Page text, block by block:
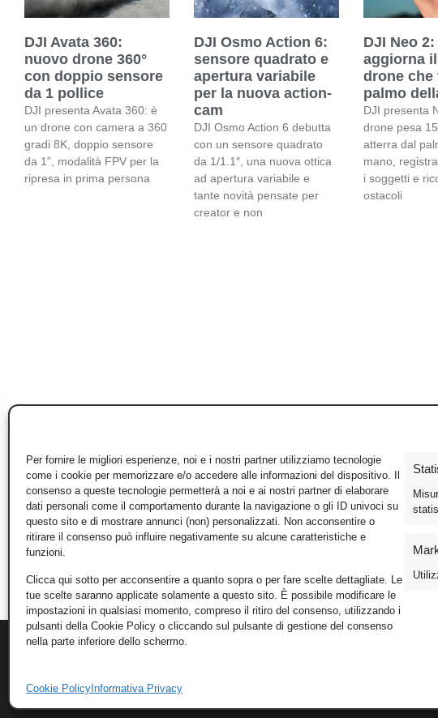
Per fornire le migliori esperienze, noi e i nostri partner utilizziamo tecnologie
come i cookie per memorizzare e/o accedere alle informazioni del dispositivo. Il
consenso a queste tecnologie permetterà a noi e ai nostri partner di elaborare
dati personali come il comportamento durante la navigazione o gli ID univoci su
questo sito e di mostrare annunci (non) personalizzati. Non acconsentire o
ritirare il consenso può influire negativamente su alcune caratteristiche e
funzioni.
Clicca qui sotto per acconsentire a quanto sopra o per fare scelte dettagliate. Le
tue scelte saranno applicate solamente a questo sito. È possibile modificare le
impostazioni in qualsiasi momento, compreso il ritiro del consenso, utilizzando i
pulsanti della Cookie Policy o cliccando sul pulsante di gestione del consenso
nella parte inferiore dello schermo.
Cookie Policy Informativa Privacy
DJI Avata 360:
nuovo drone 360°
con doppio sensore
da 1 pollice
DJI presenta Avata 360: è
un drone con camera a 360
gradi 8K, doppio sensore
da 1”, modalità FPV per la
ripresa in prima persona
DJI Osmo Action 6:
sensore quadrato e
apertura variabile
per la nuova action-
cam
DJI Osmo Action 6 debutta
con un sensore quadrato
da 1/1.1″, una nuova ottica
ad apertura variabile e
tante novità pensate per
creator e non
DJI Neo 2:
aggiorna
drone che
palmo
DJI presenta
drone pesa
atterra dal
mano,
i soggetti e
ostacoli